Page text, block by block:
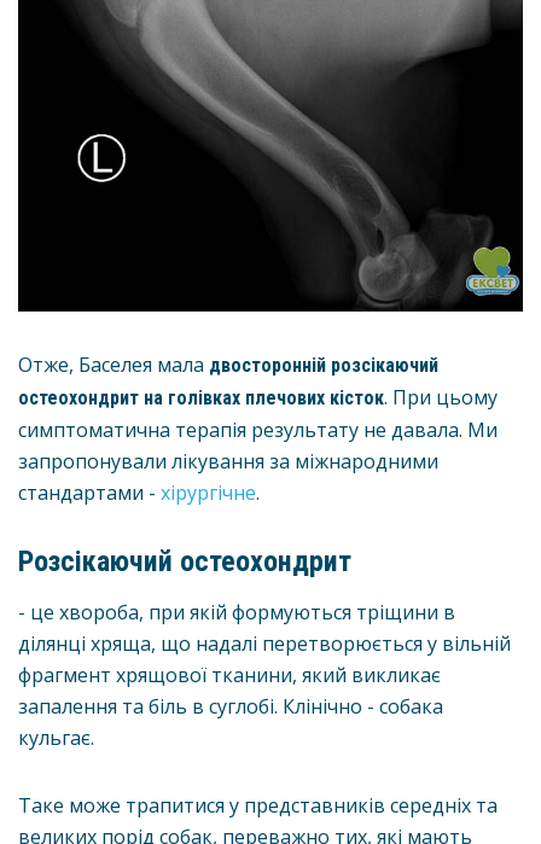
Отже, Баселея мала двосторонній розсікаючий
остеохондрит на голівках плечових кісток. При цьому
симптоматична терапія результату не давала. Ми
запропонували лікування за міжнародними
стандартами - хірургічне.
Розсікаючий остеохондрит
- це хвороба, при якій формуються тріщини в
ділянці хряща, що надалі перетворюється у вільній
фрагмент хрящової тканини, який викликає
запалення та біль в суглобі. Клінічно - собака
кульгає.
Таке може трапитися у представників середніх та
великих порід собак, переважно тих, які мають